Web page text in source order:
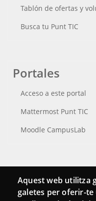
Tablón de ofertas y
Busca tu Punt TIC
Portales
Acceso a este portal
Mattermost Punt TIC
Moodle CampusLab
Conecta
Contacto
Aquest web utilitza
galetes per oferir-